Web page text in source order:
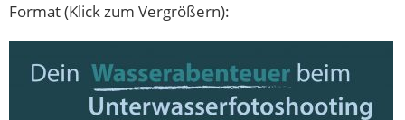
Format (Klick zum Vergrößern):